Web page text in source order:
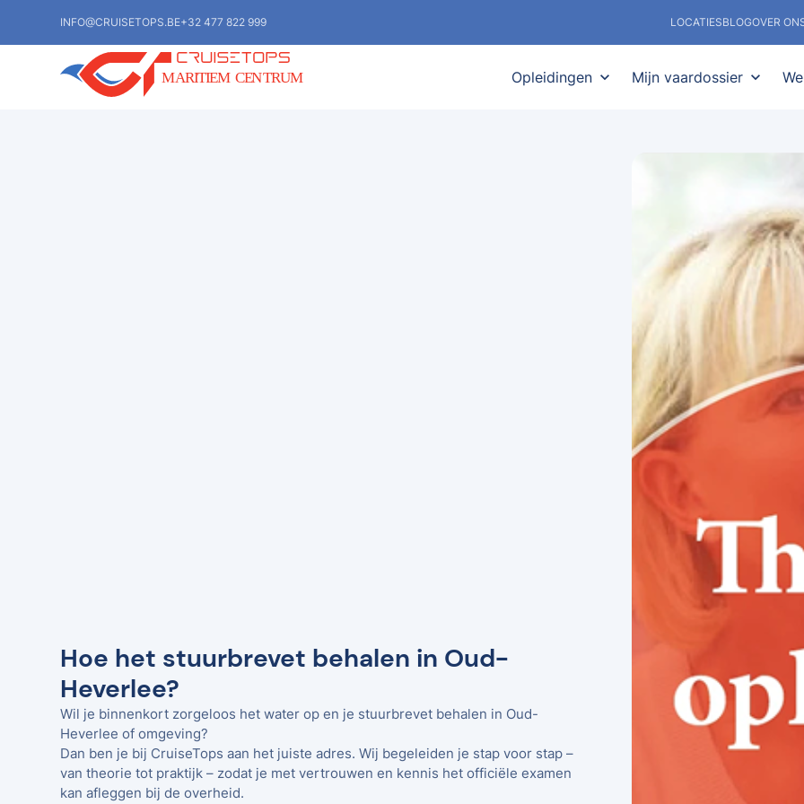
INFO@CRUISETOPS.BE+32 477 822 999 LOCATIESBLOGOVER
Opleidingen expand_more Mijn vaardossier expand_more
Hoe het stuurbrevet behalen in Oud-
Heverlee?
Wil je binnenkort zorgeloos het water op en je stuurbrevet behalen in Oud-
Heverlee of omgeving?
Dan ben je bij CruiseTops aan het juiste adres. Wij begeleiden je stap voor stap –
van theorie tot praktijk – zodat je met vertrouwen en kennis het officiële examen
kan afleggen bij de overheid.